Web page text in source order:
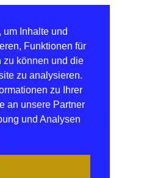
Inhalte und
Funktionen für
zu können und die
zu analysieren.
zu Ihrer
an unsere Partner
und Analysen